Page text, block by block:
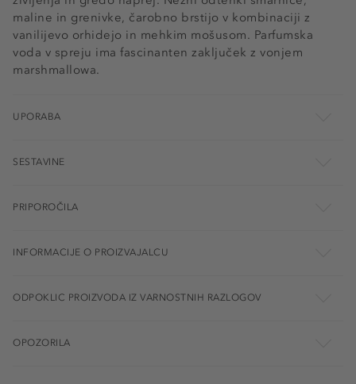
maline in grenivke, čarobno brstijo v kombinaciji z
vanilijevo orhidejo in mehkim mošusom. Parfumska
voda v spreju ima fascinanten zaključek z vonjem
marshmallowa.
UPORABA
SESTAVINE
PRIPOROČILA
INFORMACIJE O PROIZVAJALCU
ODPOKLIC PROIZVODA IZ VARNOSTNIH RAZLOGOV
OPOZORILA